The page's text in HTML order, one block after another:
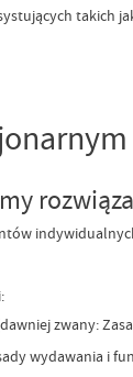
takich
zwany:
wydawania i